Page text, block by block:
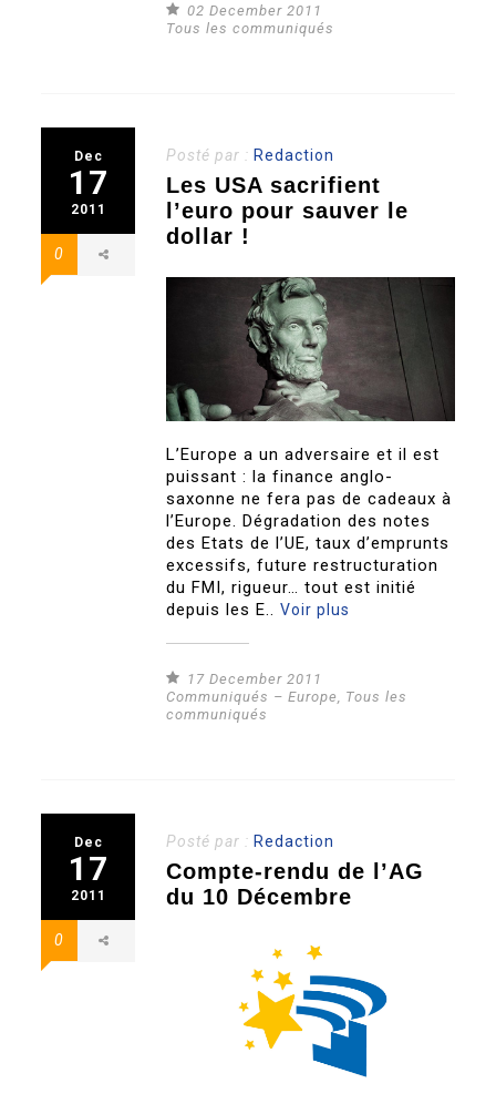
02 December 2011
Tous les communiqués
Dec
17
2011
0
Posté par : Redaction
Les USA sacrifient
l’euro pour sauver le
dollar !
L’Europe a un adversaire et il est
puissant : la finance anglo-
saxonne ne fera pas de cadeaux à
l’Europe. Dégradation des notes
des Etats de l’UE, taux d’emprunts
excessifs, future restructuration
du FMI, rigueur… tout est initié
depuis les E..Voir plus
17 December 2011
Communiqués – Europe, Tous les
communiqués
Dec
17
2011
0
Posté par : Redaction
Compte-rendu de l’AG
du 10 Décembre